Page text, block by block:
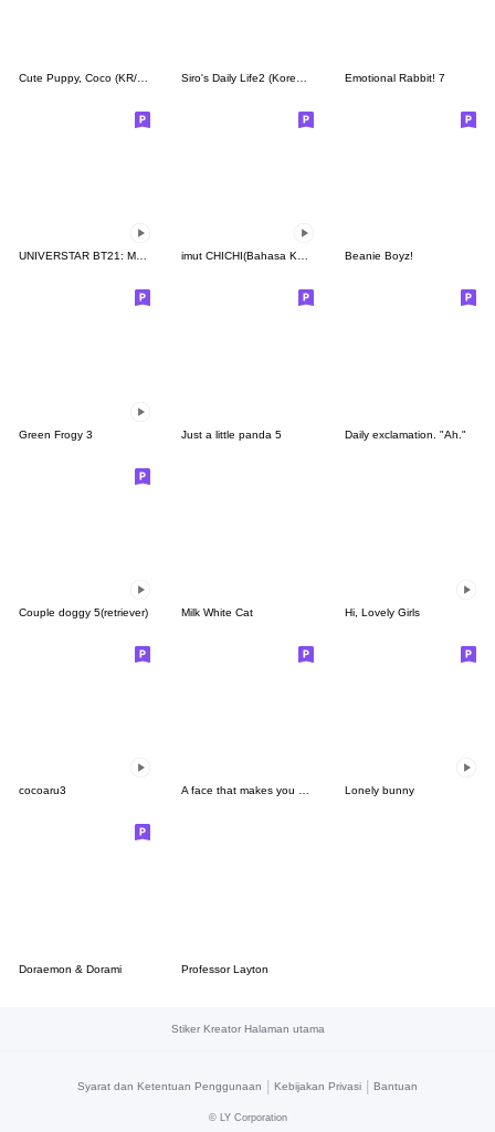
Emotional Rabbit! 7
UNIVERSTAR BT21: Mungil Menggemaskan imut CHICHI(Bahasa Korea-Bahasa Thai) Beanie Boyz!
Green Frogy 3 Just a little panda 5 Daily exclamation. "Ah."
Couple doggy 5(retriever) Milk White Cat Hi, Lovely Girls
cocoaru3 A face that makes you angry(ENG) Lonely bunny
Doraemon & Dorami Professor Layton
Stiker Kreator Halaman utama
Syarat dan Ketentuan Penggunaan | Kebijakan Privasi | Bantuan
© LY Corporation